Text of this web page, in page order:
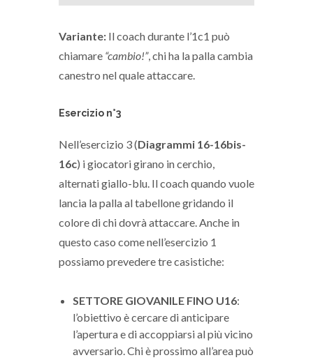
Variante: Il coach durante l’1c1 può
chiamare “cambio!”, chi ha la palla cambia
canestro nel quale attaccare.
Esercizio n°3
Nell’esercizio 3 (Diagrammi 16-16bis-
16c) i giocatori girano in cerchio,
alternati giallo-blu. Il coach quando vuole
lancia la palla al tabellone gridando il
colore di chi dovrà attaccare. Anche in
questo caso come nell’esercizio 1
possiamo prevedere tre casistiche:
SETTORE GIOVANILE FINO U16:
l’obiettivo è cercare di anticipare
l’apertura e di accoppiarsi al più vicino
avversario. Chi è prossimo all’area può